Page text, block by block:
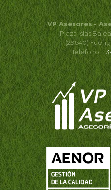
VP Asesores -
Plaza Islas
(29640)
Teléfono: